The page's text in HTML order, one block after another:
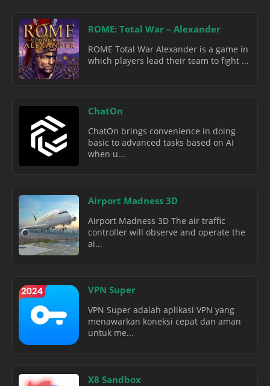
ROME: Total War – Alexander
ROME Total War Alexander is a game in
which players lead their team to fight ...
ChatOn
ChatOn brings convenience in doing
basic to advanced tasks based on AI
when u...
Airport Madness 3D
Airport Madness 3D The air traffic
controller will observe and operate the
ai...
VPN Super
VPN Super adalah aplikasi VPN yang
menawarkan koneksi cepat dan aman
untuk me...
X8 Sandbox